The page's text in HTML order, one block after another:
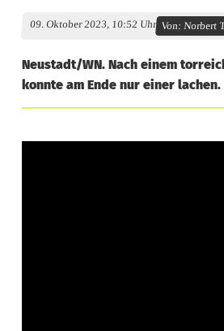
09. Oktober 2023, 10:52 Uhr Von:Norbert
Neustadt/WN. Nach einem
konnte am Ende nur einer lachen.
K